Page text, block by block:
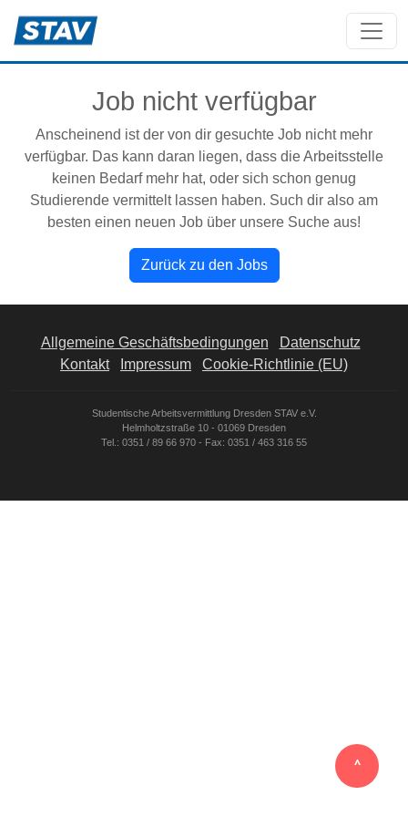
‸
Job nicht verfügbar
Anscheinend ist der von dir gesuchte Job nicht mehr
verfügbar. Das kann daran liegen, dass die Arbeitsstelle
keinen Bedarf mehr hat, oder sich schon genug
Studierende vermittelt lassen haben. Such dir also am
besten einen neuen Job über unsere Suche aus!
Zurück zu den Jobs
Allgemeine Geschäftsbedingungen
Datenschutz
Kontakt
Impressum Cookie-Richtlinie (EU)
Studentische Arbeitsvermittlung Dresden STAV e.V.
Helmholtzstraße 10 - 01069 Dresden
Tel.: 0351 / 89 66 970 - Fax: 0351 / 463 316 55